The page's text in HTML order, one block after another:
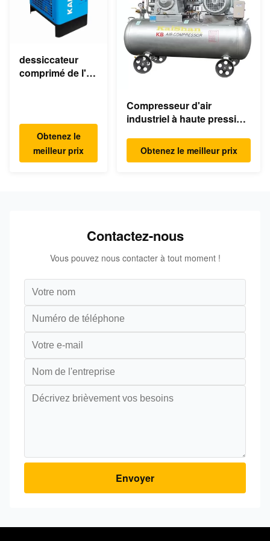
dessiccateur
comprimé de l'air
industriel de
dessiccateur
Obtenez le
meilleur prix
Compresseur d'air
industriel à haute pression
KB15 30Bar 15kw 20hp à
faible bruit
Obtenez le meilleur prix
Contactez-nous
Vous pouvez nous contacter à tout moment !
Envoyer